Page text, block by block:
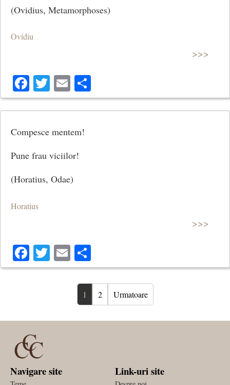
(Ovidius, Metamorphoses)
Ovidiu
>>>
Facebook
Twitter
Email
Compesce mentem!
Pune frau viciilor!
(Horatius, Odae)
Horatius
>>>
Facebook
Twitter
Email
1 2 Urmatoare
Navigare site Link-uri site